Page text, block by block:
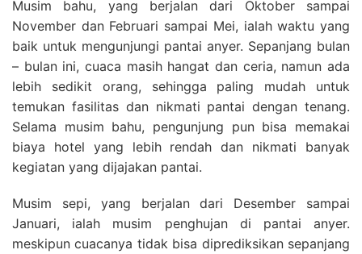
Musim bahu, yang berjalan dari Oktober sampai
November dan Februari sampai Mei, ialah waktu yang
baik untuk mengunjungi pantai anyer. Sepanjang bulan
– bulan ini, cuaca masih hangat dan ceria, namun ada
lebih sedikit orang, sehingga paling mudah untuk
temukan fasilitas dan nikmati pantai dengan tenang.
Selama musim bahu, pengunjung pun bisa memakai
biaya hotel yang lebih rendah dan nikmati banyak
kegiatan yang dijajakan pantai.
Musim sepi, yang berjalan dari Desember sampai
Januari, ialah musim penghujan di pantai anyer.
meskipun cuacanya tidak bisa diprediksikan sepanjang